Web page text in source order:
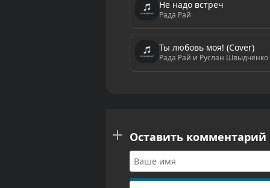
Не надо встреч
Рада Рай
Ты любовь моя! (Cover)
Рада Рай и Руслан Швыдченко
Оставить комментарий